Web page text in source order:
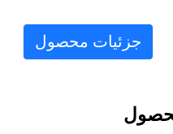
جزئیات محصول